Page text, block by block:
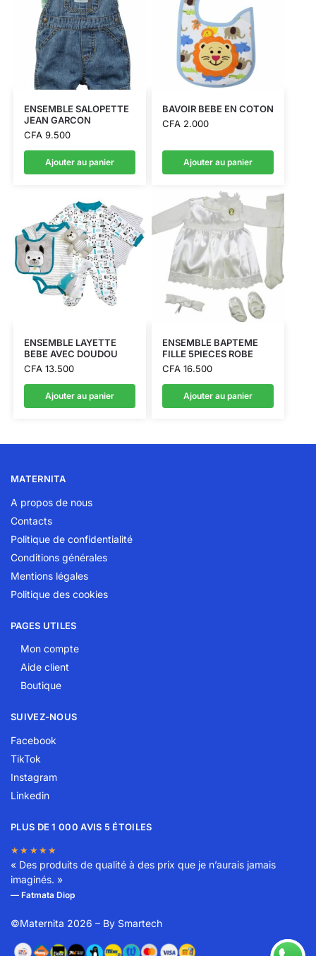
ENSEMBLE SALOPETTE
JEAN GARCON
CFA9.500
Ajouter au panier
BAVOIR BEBE EN COTON
CFA2.000
Ajouter au panier
ENSEMBLE LAYETTE
BEBE AVEC DOUDOU
CFA13.500
Ajouter au panier
ENSEMBLE BAPTEME
FILLE 5PIECES ROBE
CFA16.500
Ajouter au panier
MATERNITA
A propos de nous
Contacts
Politique de confidentialité
Conditions générales
Mentions légales
Politique des cookies
PAGES UTILES
Mon compte
Aide client
Boutique
SUIVEZ-NOUS
Facebook
TikTok
Instagram
Linkedin
PLUS DE 1 000 AVIS 5 ÉTOILES
★★★★★
« Des produits de qualité à des prix que je n’aurais jamais
imaginés. »
— Fatmata Diop
©Maternita 2026 – By Smartech